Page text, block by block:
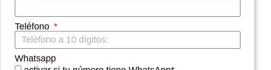
Teléfono
Whatsapp